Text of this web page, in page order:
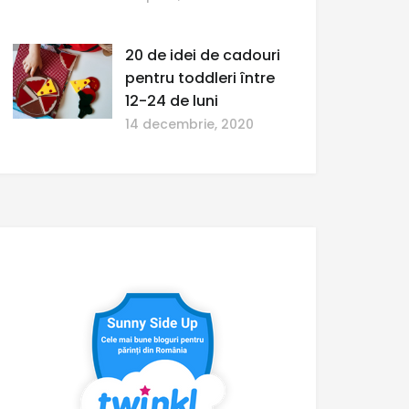
20 de idei de cadouri
pentru toddleri între
12-24 de luni
14 decembrie, 2020